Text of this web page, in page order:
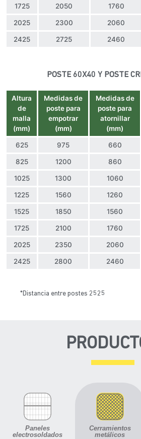
1725 2050 1760
2025 2300 2060
2425 2725 2460
POSTE 60X40 Y POSTE
Altura
de
malla
(mm)
Medidas de
poste para
empotrar
(mm)
Medidas de
poste para
atornillar
(mm)
625 975 660
825 1200 860
1025 1300 1060
1225 1560 1260
1525 1850 1560
1725 2100 1760
2025 2350 2060
2425 2800 2460
*Distancia entre postes 2525
Paneles
electrosoldados
Cerramientos
metálicos